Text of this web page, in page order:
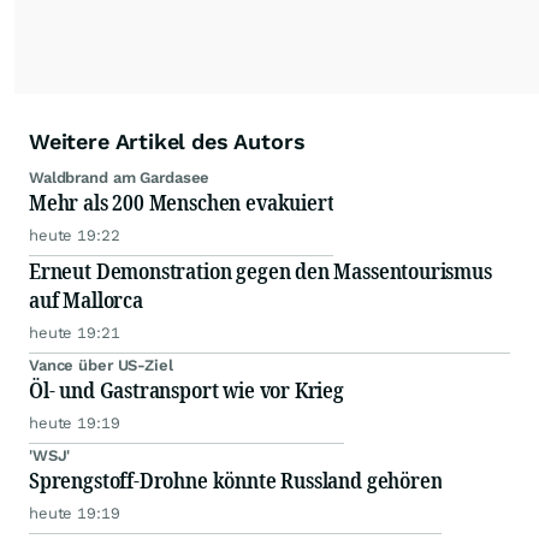
Weitere Artikel des Autors
Waldbrand am Gardasee
Mehr als 200 Menschen evakuiert
heute 19:22
Erneut Demonstration gegen den Massentourismus
auf Mallorca
heute 19:21
Vance über US-Ziel
Öl- und Gastransport wie vor Krieg
heute 19:19
'WSJ'
Sprengstoff-Drohne könnte Russland gehören
heute 19:19